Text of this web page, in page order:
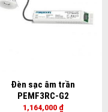
Đèn sạc âm trần
PEMF3RC-G2
1,164,000 ₫